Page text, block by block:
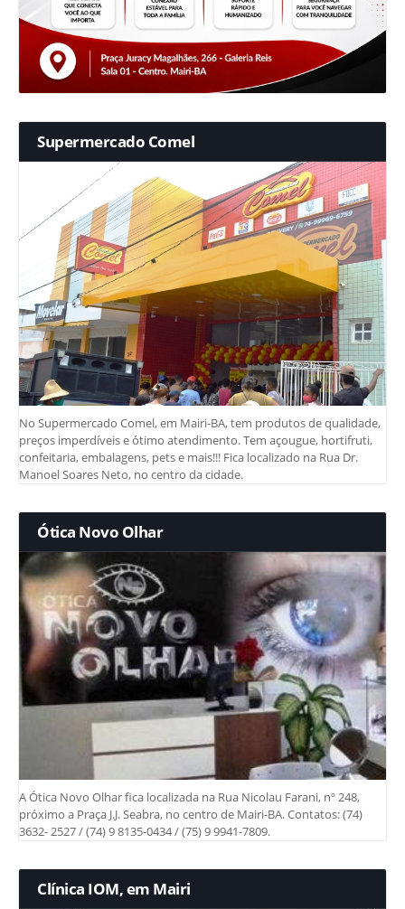
Supermercado Comel
No Supermercado Comel, em Mairi-BA, tem produtos de qualidade,
preços imperdíveis e ótimo atendimento. Tem açougue, hortifruti,
confeitaria, embalagens, pets e mais!!! Fica localizado na Rua Dr.
Manoel Soares Neto, no centro da cidade.
Ótica Novo Olhar
A Ótica Novo Olhar fica localizada na Rua Nicolau Farani, nº 248,
próximo a Praça J.J. Seabra, no centro de Mairi-BA. Contatos: (74)
3632- 2527 / (74) 9 8135-0434 / (75) 9 9941-7809.
Clínica IOM, em Mairi